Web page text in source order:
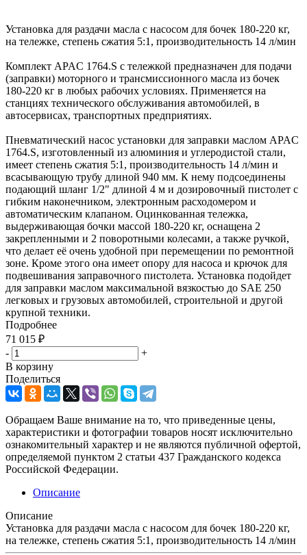
Установка для раздачи масла с насосом для бочек 180-220 кг,
на тележке, степень сжатия 5:1, производительность 14 л/мин
Комплект APAC 1764.S с тележкой предназначен для подачи
(заправки) моторного и трансмиссионного масла из бочек
180-220 кг в любых рабочих условиях. Применяется на
станциях технического обслуживания автомобилей, в
автосервисах, транспортных предприятиях.
Пневматический насос установки для заправки маслом APAC
1764.S, изготовленный из алюминия и углеродистой стали,
имеет степень сжатия 5:1, производительность 14 л/мин и
всасывающую трубу длиной 940 мм. К нему подсоединены
подающий шланг 1/2" длиной 4 м и дозировочный пистолет с
гибким наконечником, электронным расходомером и
автоматическим клапаном. Оцинкованная тележка,
выдерживающая бочки массой 180-220 кг, оснащена 2
закрепленными и 2 поворотными колесами, а также ручкой,
что делает её очень удобной при перемещении по ремонтной
зоне. Кроме этого она имеет опору для насоса и крючок для
подвешивания заправочного пистолета. Установка подойдет
для заправки маслом максимальной вязкостью до SAE 250
легковых и грузовых автомобилей, строительной и другой
крупной техники.
Подробнее
71 015 ₽
-
+
В корзину
Поделиться
Обращаем Ваше внимание на то, что приведенные цены,
характеристики и фотографии товаров носят исключительно
ознакомительный характер и не являются публичной офертой,
определяемой пунктом 2 статьи 437 Гражданского кодекса
Российской Федерации.
Описание
Описание
Установка для раздачи масла с насосом для бочек 180-220 кг,
на тележке, степень сжатия 5:1, производительность 14 л/мин